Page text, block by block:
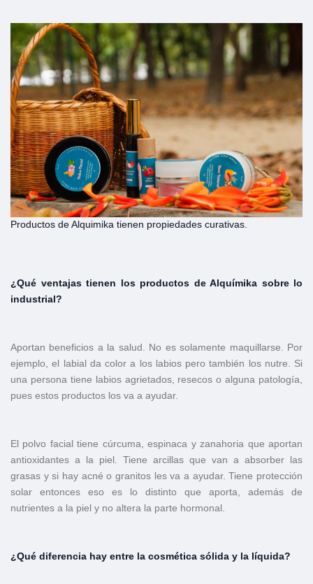
Productos de Alquimika tienen propiedades curativas.
¿Qué ventajas tienen los productos de Alquímika sobre lo
industrial?
Aportan beneficios a la salud. No es solamente maquillarse. Por
ejemplo, el labial da color a los labios pero también los nutre. Si
una persona tiene labios agrietados, resecos o alguna patología,
pues estos productos los va a ayudar.
El polvo facial tiene cúrcuma, espinaca y zanahoria que aportan
antioxidantes a la piel. Tiene arcillas que van a absorber las
grasas y si hay acné o granitos les va a ayudar. Tiene protección
solar entonces eso es lo distinto que aporta, además de
nutrientes a la piel y no altera la parte hormonal.
¿Qué diferencia hay entre la cosmética sólida y la líquida?